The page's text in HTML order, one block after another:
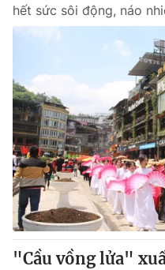
hết sức sôi động, náo
"Cầu vồng lửa"